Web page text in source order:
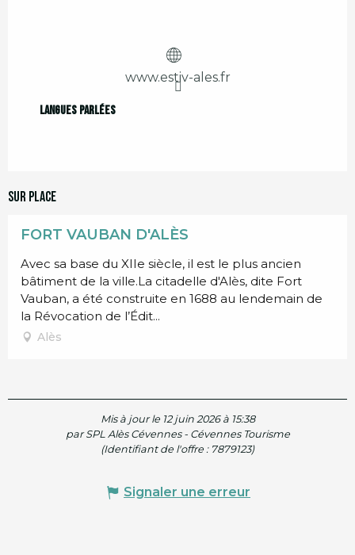
www.estiv-ales.fr
Langues parlées
Langues parlées
Sur place
FORT VAUBAN D'ALÈS
Avec sa base du XIIe siècle, il est le plus ancien
bâtiment de la ville.La citadelle d'Alès, dite Fort
Vauban, a été construite en 1688 au lendemain de
la Révocation de l’Édit...
Alès
Mis à jour le 12 juin 2026 à 15:38
par SPL Alès Cévennes - Cévennes Tourisme
(Identifiant de l'offre : 7879123)
Signaler une erreur